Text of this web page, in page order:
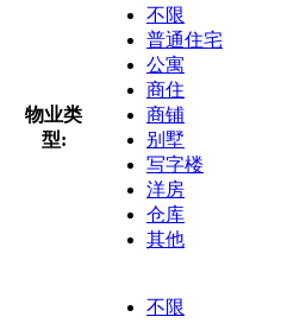
物业类
型:
不限
普通住宅
公寓
商住
商铺
别墅
写字楼
洋房
仓库
其他
不限